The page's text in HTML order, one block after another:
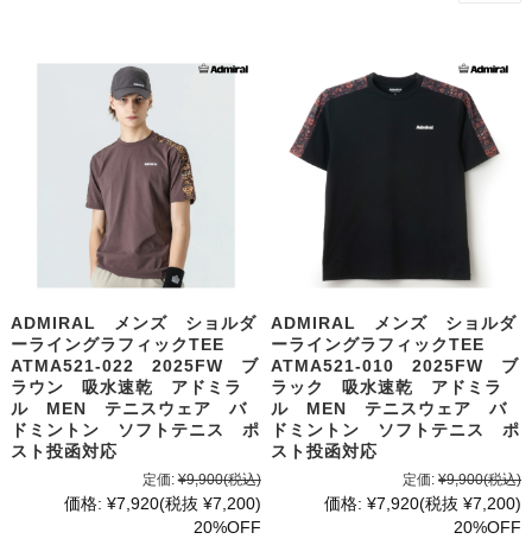
ADMIRAL メンズ ショルダ
ーライングラフィックTEE
ATMA521-022 2025FW ブ
ラウン 吸水速乾 アドミラ
ル MEN テニスウェア バ
ドミントン ソフトテニス ポ
スト投函対応
定価: ¥9,900(税込)
価格: ¥7,920(税抜 ¥7,200)
20%OFF
ADMIRAL メンズ ショルダ
ーライングラフィックTEE
ATMA521-010 2025FW ブ
ラック 吸水速乾 アドミラ
ル MEN テニスウェア バ
ドミントン ソフトテニス ポ
スト投函対応
定価: ¥9,900(税込)
価格: ¥7,920(税抜 ¥7,200)
20%OFF